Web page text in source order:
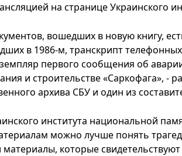
на странице Украинского
вошедших в новую книгу,
в 1986-м, транскрипт
первого сообщения об
и строительстве «Саркофага», -
архива СБУ и один из
института национальной
можно лучше понять
которые